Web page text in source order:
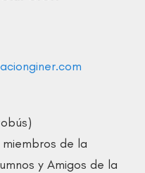
de la
y Amigos de la